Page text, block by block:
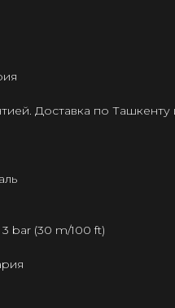
Доставка по Ташкенту
bar (30 m/100 ft)